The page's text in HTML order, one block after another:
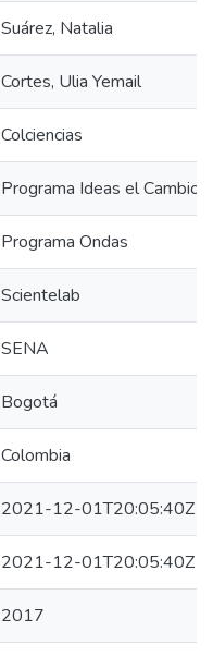
Suárez, Natalia
Cortes, Ulia Yemail
Colciencias
Programa Ideas el Cambio
Programa Ondas
Scientelab
SENA
Bogotá
Colombia
2021-12-01T20:05:40Z
2021-12-01T20:05:40Z
2017